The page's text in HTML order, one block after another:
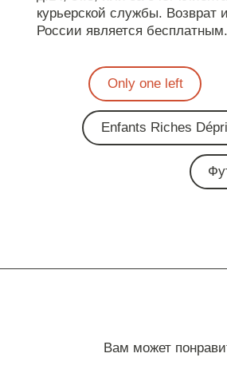
курьерской службы. Возврат
России является бесплатным.
Only one left
Enfants Riches
Вам может